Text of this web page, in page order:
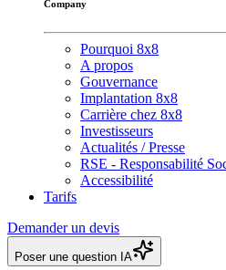
Company
Pourquoi 8x8
A propos
Gouvernance
Implantation 8x8
Carrière chez 8x8
Investisseurs
Actualités / Presse
RSE - Responsabilité
Accessibilité
Tarifs
Demander un devis
Poser une question IA